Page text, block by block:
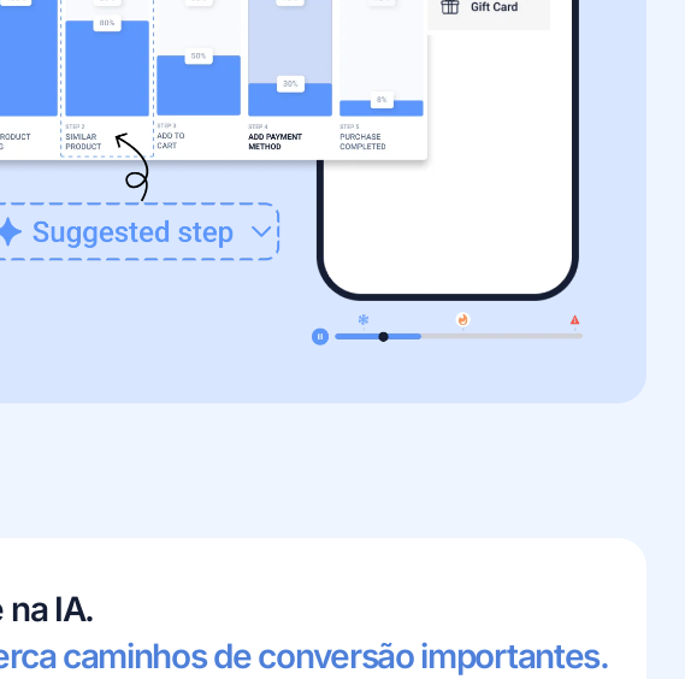
IA.
caminhos de conversão importantes.